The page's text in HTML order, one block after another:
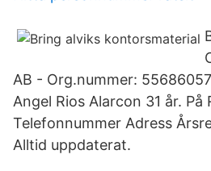
AB - Org.nummer:
Angel Rios Alarcon 31 år.
Telefonnummer Adress
Alltid uppdaterat.